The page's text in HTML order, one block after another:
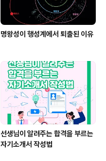
명왕성이 행성계에서 퇴출된 이유
선생님이 알려주는 합격을 부르는
자기소개서 작성법